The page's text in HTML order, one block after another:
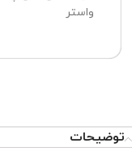
واستر
توضیحات